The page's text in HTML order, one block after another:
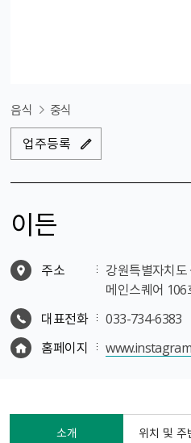
음식 중식
업주등록
이든
주소
강원특별자치
메인스퀘어 106
대표전화
033-734-6383
홈페이지
소개 위치 및 주